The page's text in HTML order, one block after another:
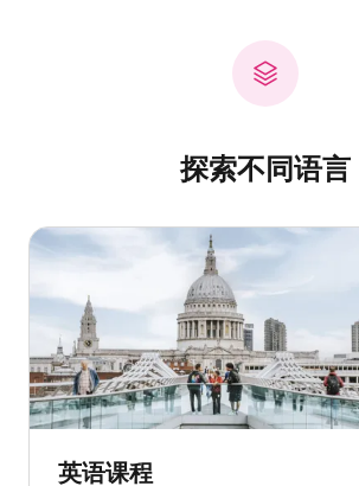
探索不同语言
英语课程